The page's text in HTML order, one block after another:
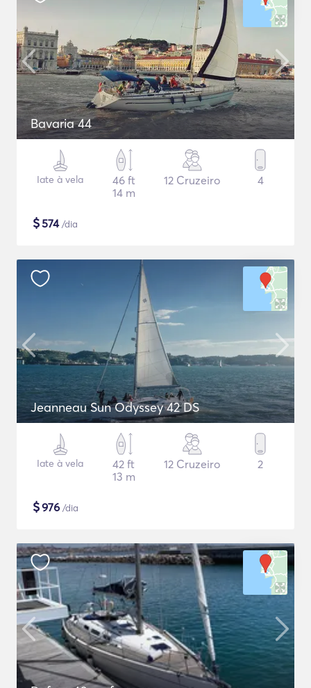
Bavaria 44
Iate à vela
46 ft
14 m
12 Cruzeiro 4
$574/dia
Jeanneau Sun Odyssey 42 DS
Iate à vela
42 ft
13 m
12 Cruzeiro 2
$976 /dia